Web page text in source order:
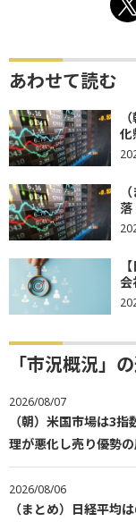
あわせて読む
化
会
「市況概況」
2026/08/07
（朝）米国市場は3
理が悪化し売り優勢
2026/08/06
（まとめ）日経平均